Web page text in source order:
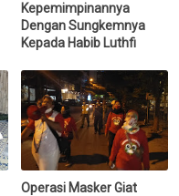
Kepemimpinannya
Dengan Sungkemnya
Kepada Habib Luthfi
Operasi Masker Giat